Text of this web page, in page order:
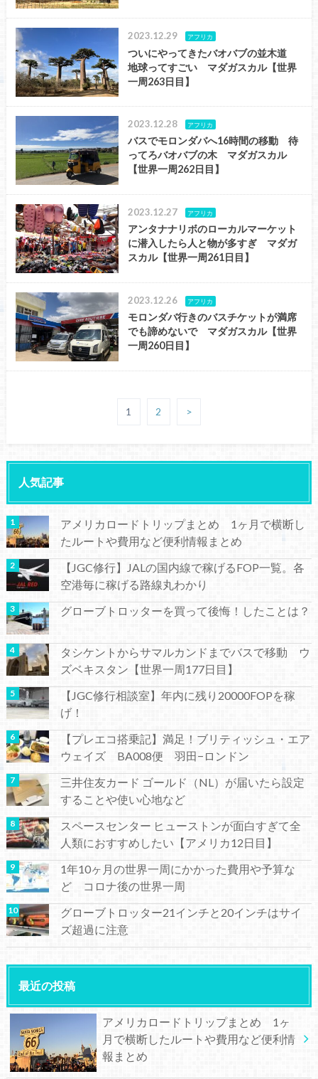
2023.12.29 アフリカ
ついにやってきたバオバブの並木道
地球ってすごい マダガスカル【世界
一周263日目】
2023.12.28 アフリカ
バスでモロンダバへ16時間の移動 待
ってろバオバブの木 マダガスカル
【世界一周262日目】
2023.12.27 アフリカ
アンタナナリボのローカルマーケット
に潜入したら人と物が多すぎ マダガ
スカル【世界一周261日目】
2023.12.26 アフリカ
モロンダバ行きのバスチケットが満席
でも諦めないで マダガスカル【世界
一周260日目】
1 2 >
人気記事
アメリカロードトリップまとめ 1ヶ月で横断し
たルートや費用など便利情報まとめ
【JGC修行】JALの国内線で稼げるFOP一覧。各
空港毎に稼げる路線丸わかり
グローブトロッターを買って後悔！したことは？
タシケントからサマルカンドまでバスで移動 ウ
ズベキスタン【世界一周177日目】
【JGC修行相談室】年内に残り20000FOPを稼
げ！
【プレエコ搭乗記】満足！ブリティッシュ・エア
ウェイズ BA008便 羽田−ロンドン
三井住友カード ゴールド（NL）が届いたら設定
することや使い心地など
スペースセンター ヒューストンが面白すぎて全
人類におすすめしたい【アメリカ12日目】
1年10ヶ月の世界一周にかかった費用や予算な
ど コロナ後の世界一周
グローブトロッター21インチと20インチはサイ
ズ超過に注意
最近の投稿
アメリカロードトリップまとめ 1ヶ
月で横断したルートや費用など便利情
報まとめ